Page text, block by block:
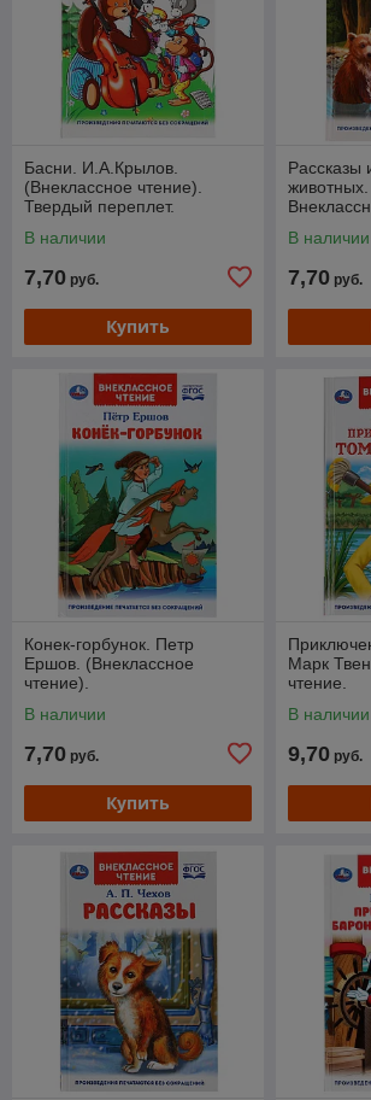
Басни. И.А.Крылов.
(Внеклассное чтение).
Твердый переплет.
В наличии
7,70 руб.
Купить
Рассказы
животных.
В наличии
7,70 руб.
Конек-горбунок. Петр
Ершов. (Внеклассное
чтение).
В наличии
7,70 руб.
Купить
Марк
чтение.
В наличии
9,70 руб.